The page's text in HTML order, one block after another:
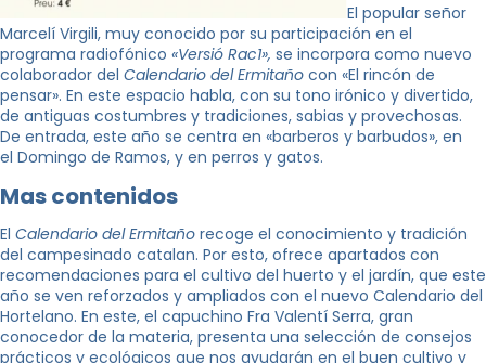
El popular señor
Marcelí Virgili, muy conocido por su participación en el
programa radiofónico «Versió Rac1», se incorpora como nuevo
colaborador del Calendario del Ermitaño con «El rincón de
pensar». En este espacio habla, con su tono irónico y divertido,
de antiguas costumbres y tradiciones, sabias y provechosas.
De entrada, este año se centra en «barberos y barbudos», en
el Domingo de Ramos, y en perros y gatos.
Mas contenidos
El Calendario del Ermitaño recoge el conocimiento y tradición
del campesinado catalan. Por esto, ofrece apartados con
recomendaciones para el cultivo del huerto y el jardín, que este
año se ven reforzados y ampliados con el nuevo Calendario del
Hortelano. En este, el capuchino Fra Valentí Serra, gran
conocedor de la materia, presenta una selección de consejos
prácticos y ecológicos que nos ayudarán en el buen cultivo y